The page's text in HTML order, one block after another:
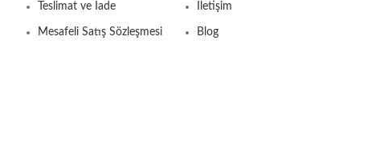
Teslimat ve İade
Mesafeli Satış Sözleşmesi
İletişim
Blog